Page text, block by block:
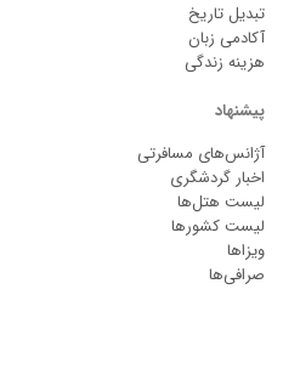
تبدیل تاریخ
آکادمی زبان
هزینه زندگی
پیشنهاد
آژانس‌های مسافرتی
اخبار گردشگری
لیست هتل‌ها
لیست کشورها
ویزاها
صرافی‌ها